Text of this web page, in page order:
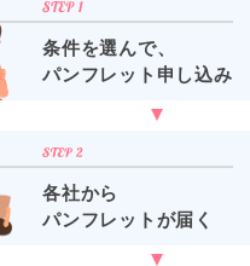
条件を選んで、
パンフレット申し込み
各社から
パンフレットが届く